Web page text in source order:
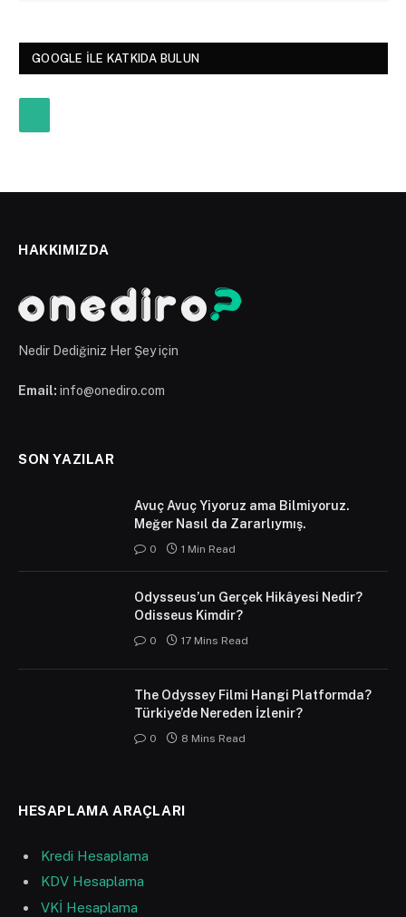
GOOGLE ILE KATKIDA BULUN
HAKKIMIZDA
Nedir Dediğiniz Her Şey için
Email: info@onediro.com
SON YAZILAR
Avuç Avuç Yiyoruz ama Bilmiyoruz.
Meğer Nasıl da Zararlıymış.
0 1 Min Read
Odysseus’un Gerçek Hikâyesi Nedir?
Odisseus Kimdir?
0 17 Mins Read
The Odyssey Filmi Hangi Platformda?
Türkiye’de Nereden İzlenir?
0 8 Mins Read
HESAPLAMA ARAÇLARI
Kredi Hesaplama
KDV Hesaplama
VKİ Hesaplama